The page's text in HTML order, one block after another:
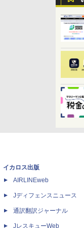
イカロス出版
AIRLINEweb
Jディフェンスニュース
通訳翻訳ジャーナル
JレスキューWeb